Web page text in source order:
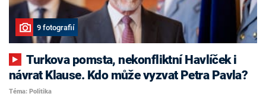
9 fotografií
Turkova pomsta, nekonfliktní Havlíček i
návrat Klause. Kdo může vyzvat Petra Pavla?
Téma: Politika